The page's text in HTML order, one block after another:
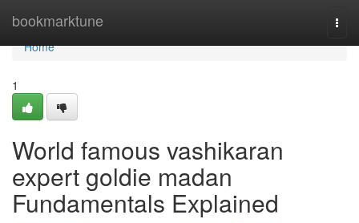
bookmarktune
Home
Home
1
World famous vashikaran
expert goldie madan
Fundamentals Explained